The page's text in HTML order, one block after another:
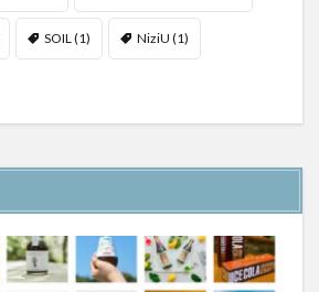
SOIL (1) NiziU (1)